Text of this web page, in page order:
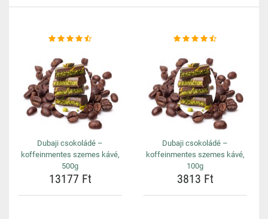
Dubaji csokoládé –
koffeinmentes szemes kávé,
500g
13177 Ft
Dubaji csokoládé –
koffeinmentes szemes kávé,
100g
3813 Ft